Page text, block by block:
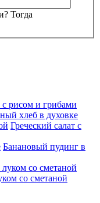
Тогда
рисом и грибами
хлеб в духовке
Греческий салат с
Банановый пудинг в
со сметаной